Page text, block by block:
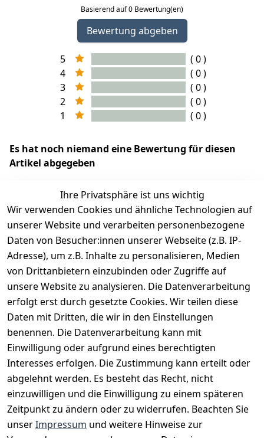
Basierend auf 0 Bewertung(en)
Bewertung abgeben
5
( 0 )
4
( 0 )
3
( 0 )
2
( 0 )
1
( 0 )
Es hat noch niemand eine Bewertung für diesen
Artikel abgegeben
EU-Verantwortliche Person - klicken Sie für Details
Ihre Privatsphäre ist uns wichtig
Wir verwenden Cookies und ähnliche Technologien auf
unserer Website und verarbeiten personenbezogene
Daten von Besucher:innen unserer Webseite (z.B. IP-
Adresse), um z.B. Inhalte zu personalisieren, Medien
von Drittanbietern einzubinden oder Zugriffe auf
unsere Website zu analysieren. Die Datenverarbeitung
erfolgt erst durch gesetzte Cookies. Wir teilen diese
Daten mit Dritten, die wir in den Einstellungen
benennen. Die Datenverarbeitung kann mit
Einwilligung oder aufgrund eines berechtigten
Interesses erfolgen. Die Zustimmung kann erteilt oder
abgelehnt werden. Es besteht das Recht, nicht
einzuwilligen und die Einwilligung zu einem späteren
Zeitpunkt zu ändern oder zu widerrufen. Beachten Sie
unserImpressum und weitere Hinweise zur
Rechtliches
AGB
Impressum
Datenschutze
rklärung
Services
Kontakt
Registrieren
Katalog
Zahlungsm
öglichkeite
n
Vorkasse
PayPal
Versanddie
nstleister
Post